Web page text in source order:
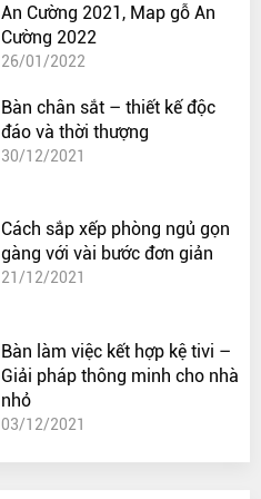
An Cường 2021, Map gỗ An
Cường 2022
26/01/2022
Bàn chân sắt – thiết kế độc
đáo và thời thượng
30/12/2021
Cách sắp xếp phòng ngủ gọn
gàng với vài bước đơn giản
21/12/2021
Bàn làm việc kết hợp kệ tivi –
Giải pháp thông minh cho nhà
nhỏ
03/12/2021